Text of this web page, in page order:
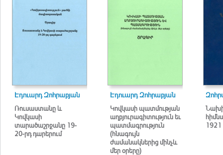
Էդուարդ Զոհրաբյան
Ռուսաստանը և
Կովկասի
տարածաշրջանը 19-
20-րդ դարերում
Էդուարդ Զոհրաբյան
Կովկասի պատմության
աղբյուրագիտություն եւ
պատմագրություն
(հնագույն
ժամանակներից մինչև
մեր օրերը)